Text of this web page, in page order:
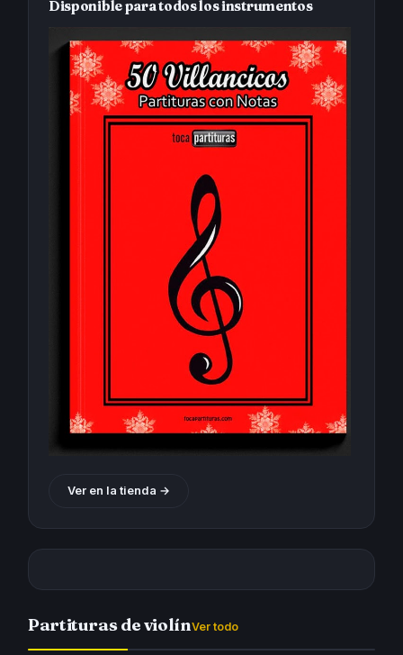
Disponible para todos los instrumentos
Ver en la tienda →
Partituras de violínVer todo